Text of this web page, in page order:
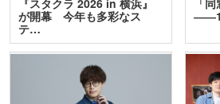
『スタクラ 2026 in 横浜』
が開幕 今年も多彩なス
テ…
「